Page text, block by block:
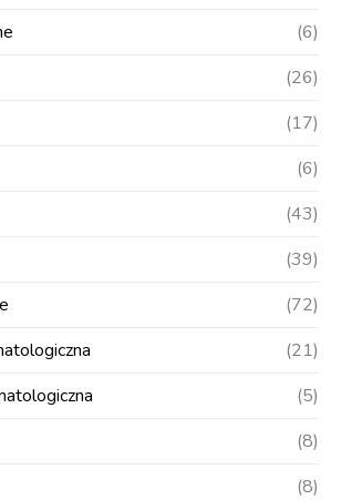
(6)
(26)
(17)
(6)
(43)
(39)
(72)
(21)
(5)
(8)
(8)